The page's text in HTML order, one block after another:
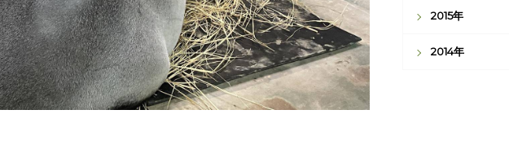
2015年
2014年